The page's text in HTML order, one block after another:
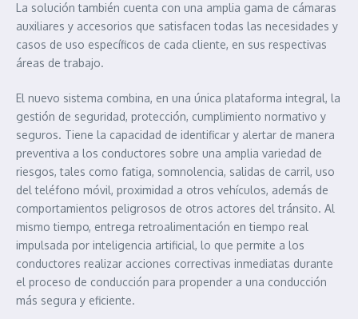
La solución también cuenta con una amplia gama de cámaras
auxiliares y accesorios que satisfacen todas las necesidades y
casos de uso específicos de cada cliente, en sus respectivas
áreas de trabajo.
El nuevo sistema combina, en una única plataforma integral, la
gestión de seguridad, protección, cumplimiento normativo y
seguros. Tiene la capacidad de identificar y alertar de manera
preventiva a los conductores sobre una amplia variedad de
riesgos, tales como fatiga, somnolencia, salidas de carril, uso
del teléfono móvil, proximidad a otros vehículos, además de
comportamientos peligrosos de otros actores del tránsito. Al
mismo tiempo, entrega retroalimentación en tiempo real
impulsada por inteligencia artificial, lo que permite a los
conductores realizar acciones correctivas inmediatas durante
el proceso de conducción para propender a una conducción
más segura y eficiente.